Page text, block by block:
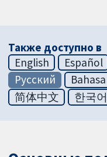
Также доступно в
English
Español
Русский
简体中文
한국어